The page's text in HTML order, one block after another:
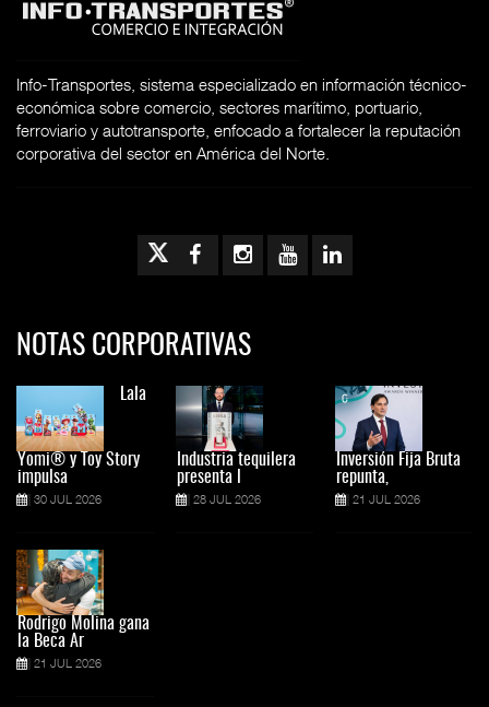
Info-Transportes, sistema especializado en información técnico-
económica sobre comercio, sectores marítimo, portuario,
ferroviario y autotransporte, enfocado a fortalecer la reputación
corporativa del sector en América del Norte.
NOTAS CORPORATIVAS
Lala
Yomi® y Toy Story
impulsa
30 JUL 2026
Rodrigo Molina gana
la Beca Ar
21 JUL 2026
Industria tequilera
presenta l
28 JUL 2026
Inversión Fija Bruta
repunta,
21 JUL 2026